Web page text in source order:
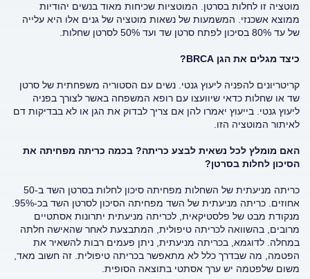
מוטציה זו לחלות בסרטן. המוטציות שכיחות מאוד בנשים יהודיות
ממוצא אשכנזי. המשמעות של נשאות מוטציה של גנים אלו היא עלייה
של עד 80% בסיכון לפתח סרטן שד ועד 50% לסרטן שחלות.
כיצד מגלים את הגן BRCA?
קריטריונים להפניה ליעוץ גנטי. נשים עם הסטוריה משפחתית של סרטן
שד או שחלות כדאי שיוועצו עם רופא המשפחה באשר לצורך בפניה
ליעוץ גנטי. בייעוץ יאמרו להן אם צריך לבדוק את הגן או לא בבדיקות דם
לאיתור המוטציה הזו.
האם מומלץ לכל נשאית לבצע כריתה? בכמה כריתה מפחיתה את
הסיכון לחלות בסרטן?
כריתה מניעתית של השחלות מפחיתה סיכון לחלות בסרטן השד ב-50
אחוזים. כריתה מניעתית של השד מפחיתה הסיכון לסרטן השד בכ-95%.
מנקודת מבט של פלסטיקאית, לכריתה מניעתית יתרונות אסתטיים
מרובים, בהשוואה לכריתה טיפולית, המתבצעת לאחר שהאישה חלתה
במחלה. לדוגמא, בכריתה מניעתית, ניתן פעמים רבות להשאיר את
הפטמה, מה שבדרך כלל לא מתאפשר בכריתה טיפולית. זה חשוב מאד,
משום שלפטמה יש ערך אסתטי בתוצאה הסופית.